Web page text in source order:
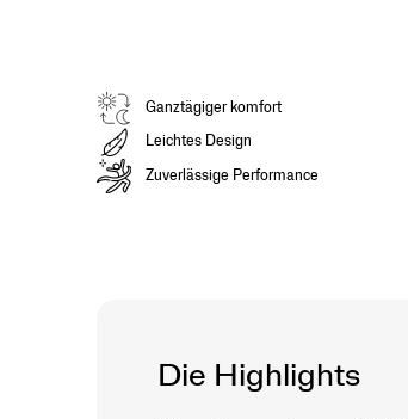
cushion.
More
miles.
Go
further
Ganztägiger komfort
Leichtes Design
Zuverlässige Performance
Die Highlights